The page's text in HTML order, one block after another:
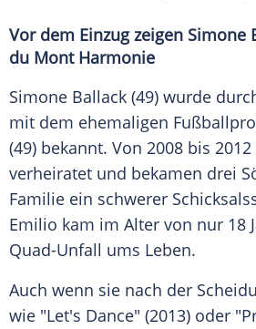
Vor dem Einzug zeigen Simone
du Mont Harmonie
Simone Ballack (49) wurde
mit dem ehemaligen
(49) bekannt. Von 2008 bis
verheiratet und bekamen drei
Familie ein schwerer
Emilio kam im Alter von nur 18
Quad-Unfall ums Leben.
Auch wenn sie nach der
wie "Let's Dance" (2013) oder